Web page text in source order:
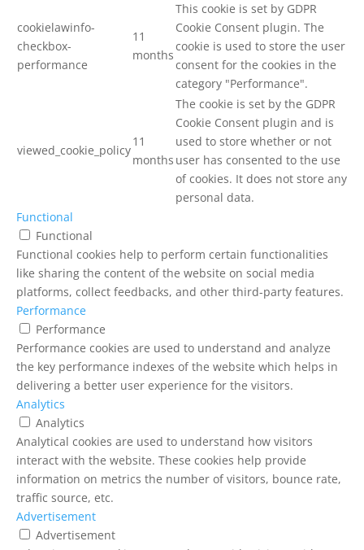
cookielawinfo-
checkbox-
performance
11
months
This cookie is set by GDPR
Cookie Consent plugin. The
cookie is used to store the user
consent for the cookies in the
category "Performance".
viewed_cookie_policy
11
months
The cookie is set by the GDPR
Cookie Consent plugin and is
used to store whether or not
user has consented to the use
of cookies. It does not store any
personal data.
Functional
Functional
Functional cookies help to perform certain functionalities
like sharing the content of the website on social media
platforms, collect feedbacks, and other third-party features.
Performance
Performance
Performance cookies are used to understand and analyze
the key performance indexes of the website which helps in
delivering a better user experience for the visitors.
Analytics
Analytics
Analytical cookies are used to understand how visitors
interact with the website. These cookies help provide
information on metrics the number of visitors, bounce rate,
traffic source, etc.
Advertisement
Advertisement